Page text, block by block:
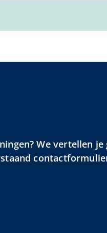
We vertellen je